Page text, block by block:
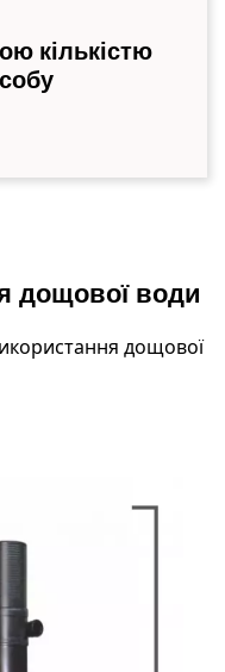
кількістю
дощової води
дощової